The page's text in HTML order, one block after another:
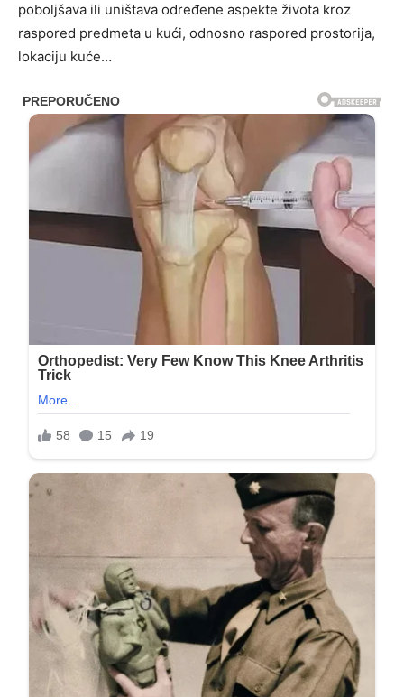
poboljšava ili uništava određene aspekte života kroz
raspored predmeta u kući, odnosno raspored prostorija,
lokaciju kuće…